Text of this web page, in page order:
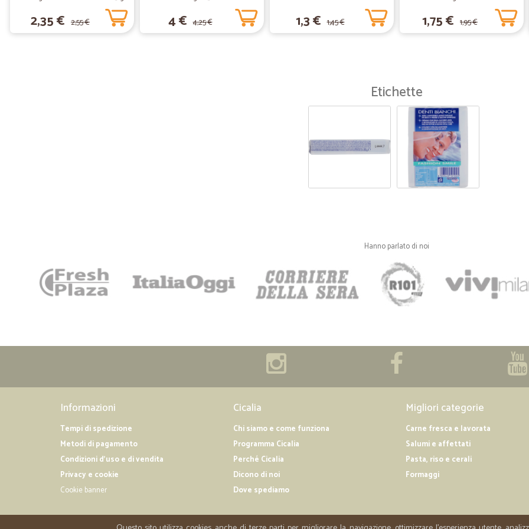
Roberto B.
Ottimo acquisto
Buon servizio
Buon servizio, velocità, praticità e
2,35 € 2,55 € 4 € 4,25 € 1,3 € 1,45 € 1,75 € 1,95 €
Etichette
Hanno parlato di noi
Informazioni
Tempi di spedizione
Metodi di pagamento
Condizioni d'uso e di vendita
Privacy e cookie
Cookie banner
Cicalia
Chi siamo e come funziona
Programma Cicalia
Perché Cicalia
Dicono di noi
Dove spediamo
Migliori categorie
Carne fresca e lavorata
Salumi e affettati
Pasta, riso e cerali
Formaggi